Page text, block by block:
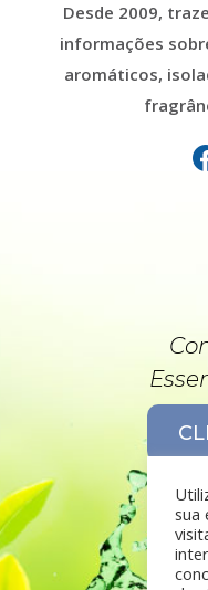
Desde 2009,
informações
aromáticos,
sua